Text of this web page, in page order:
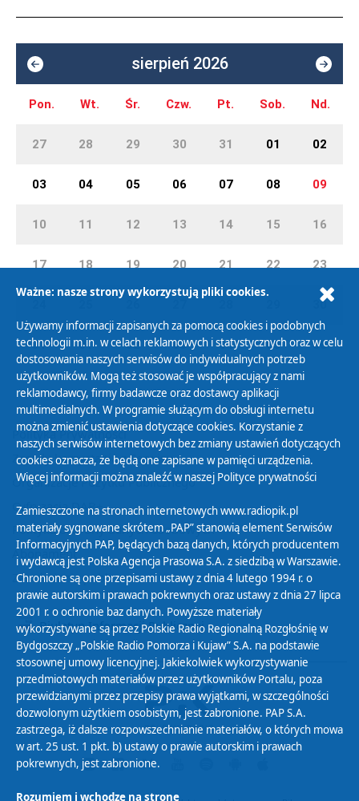
sierpień 2026
Pon. Wt. Śr. Czw. Pt. Sob. Nd.
27 28 29 30 31 01 02
03 04 05 06 07 08 09
10 11 12 13 14 15 16
17 18 19 20 21 22 23
30
31 01 02 03 04 05 06
Polityka Prywatności
Zasady korzystania z Serwisu
Organizacje Pożytku Publicznego
Cyfryzacja DAB+
Polityka ochrony danych osobowych
Abonament
Zamówienia publiczne
Biuletyn Informacji Publicznej
Ważne: nasze strony wykorzystują pliki cookies.
Używamy informacji zapisanych za pomocą cookies i podobnych
technologii m.in. w celach reklamowych i statystycznych oraz w celu
dostosowania naszych serwisów do indywidualnych potrzeb
użytkowników. Mogą też stosować je współpracujący z nami
reklamodawcy, firmy badawcze oraz dostawcy aplikacji
multimedialnych. W programie służącym do obsługi internetu
można zmienić ustawienia dotyczące cookies. Korzystanie z
naszych serwisów internetowych bez zmiany ustawień dotyczących
cookies oznacza, że będą one zapisane w pamięci urządzenia.
Więcej informacji można znaleźć w naszej Polityce prywatności
Zamieszczone na stronach internetowych www.radiopik.pl
materiały sygnowane skrótem „PAP” stanowią element Serwisów
Informacyjnych PAP, będących bazą danych, których producentem
i wydawcą jest Polska Agencja Prasowa S.A. z siedzibą w Warszawie.
Chronione są one przepisami ustawy z dnia 4 lutego 1994 r. o
prawie autorskim i prawach pokrewnych oraz ustawy z dnia 27 lipca
2001 r. o ochronie baz danych. Powyższe materiały
wykorzystywane są przez Polskie Radio Regionalną Rozgłośnię w
Bydgoszczy „Polskie Radio Pomorza i Kujaw” S.A. na podstawie
stosownej umowy licencyjnej. Jakiekolwiek wykorzystywanie
przedmiotowych materiałów przez użytkowników Portalu, poza
przewidzianymi przez przepisy prawa wyjątkami, w szczególności
dozwolonym użytkiem osobistym, jest zabronione. PAP S.A.
zastrzega, iż dalsze rozpowszechnianie materiałów, o których mowa
w art. 25 ust. 1 pkt. b) ustawy o prawie autorskim i prawach
pokrewnych, jest zabronione.
Rozumiem i wchodzę na stronę